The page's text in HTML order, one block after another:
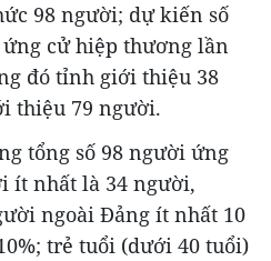
98 người; dự kiến số
cử hiệp thương lần
đó tỉnh giới thiệu 38
thiệu 79 người.
tổng số 98 người ứng
ít nhất là 34 người,
ngoài Đảng ít nhất 10
trẻ tuổi (dưới 40 tuổi)